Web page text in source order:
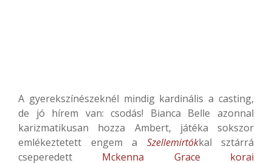
A gyerekszínészeknél mindig kardinális a casting,
de jó hírem van: csodás! Bianca Belle azonnal
karizmatikusan hozza Ambert, játéka sokszor
emlékeztetett engem a Szellemirtókkal sztárrá
cseperedett Mckenna Grace korai